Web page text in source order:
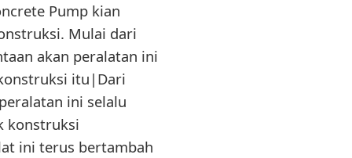
Pump kian
Mulai dari
akan peralatan ini
itu|Dari
ini selalu
konstruksi
ini terus bertambah